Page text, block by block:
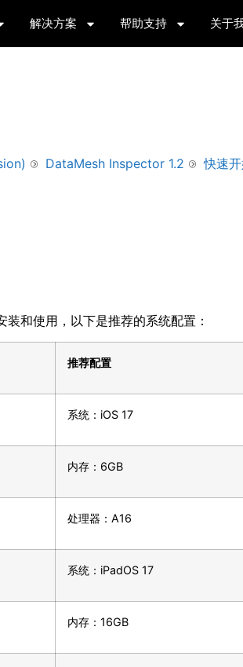
解决方案 帮助支持 关于
DataMesh Inspector 1.2 快速
和使用，以下是推荐的系统配置：
推荐配置
系统：iOS 17
内存：6GB
处理器：A16
系统：iPadOS 17
内存：16GB